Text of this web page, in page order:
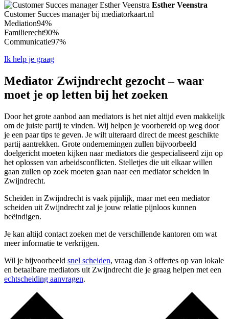
Esther Veenstra
Customer Succes manager bij mediatorkaart.nl
Mediation94%
Familierecht90%
Communicatie97%
Ik help je graag
Mediator Zwijndrecht gezocht – waar
moet je op letten bij het zoeken
Door het grote aanbod aan mediators is het niet altijd even makkelijk
om de juiste partij te vinden. Wij helpen je voorbereid op weg door
je een paar tips te geven. Je wilt uiteraard direct de meest geschikte
partij aantrekken. Grote ondernemingen zullen bijvoorbeeld
doelgericht moeten kijken naar mediators die gespecialiseerd zijn op
het oplossen van arbeidsconflicten. Stelletjes die uit elkaar willen
gaan zullen op zoek moeten gaan naar een mediator scheiden in
Zwijndrecht.
Scheiden in Zwijndrecht is vaak pijnlijk, maar met een mediator
scheiden uit Zwijndrecht zal je jouw relatie pijnloos kunnen
beëindigen.
Je kan altijd contact zoeken met de verschillende kantoren om wat
meer informatie te verkrijgen.
Wil je bijvoorbeeld snel scheiden, vraag dan 3 offertes op van lokale
en betaalbare mediators uit Zwijndrecht die je graag helpen met een
echtscheiding aanvragen.